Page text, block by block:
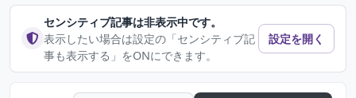
センシティブ記事は非表示中です。
表示したい場合は設定の「センシティブ記
事も表示する」をONにできます。
設定を開く